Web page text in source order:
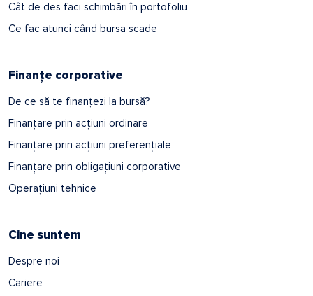
Cât de des faci schimbări în portofoliu
Ce fac atunci când bursa scade
Finanțe corporative
De ce să te finanțezi la bursă?
Finanțare prin acțiuni ordinare
Finanțare prin acțiuni preferențiale
Finanțare prin obligațiuni corporative
Operațiuni tehnice
Cine suntem
Despre noi
Cariere